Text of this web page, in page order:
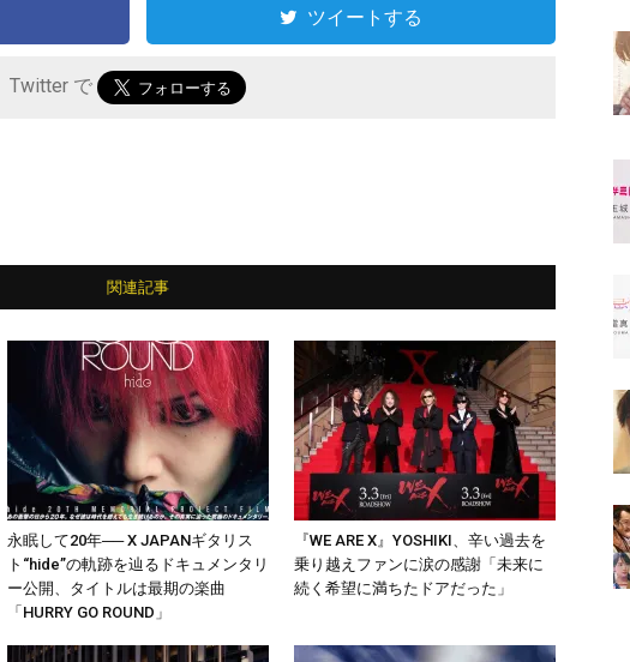
ツイートする
Twitter で
関連記事
永眠して20年── X JAPANギタリス
ト“hide”の軌跡を辿るドキュメンタリ
ー公開、タイトルは最期の楽曲
「HURRY GO ROUND」
『WE ARE X』YOSHIKI、辛い過去を
乗り越えファンに涙の感謝「未来に
続く希望に満ちたドアだった」